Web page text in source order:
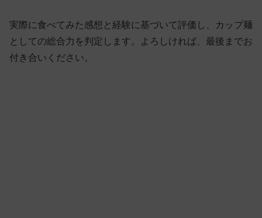
実際に食べてみた感想と経験に基づいて評価し、カップ麺
としての総合力を判定します。よろしければ、最後までお
付き合いください。